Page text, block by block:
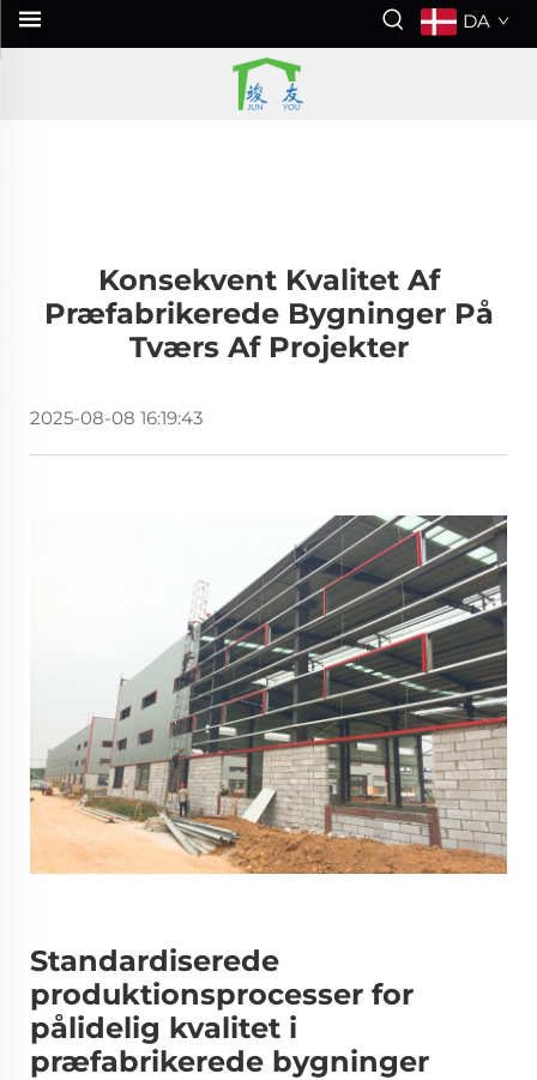
DA
Konsekvent Kvalitet Af
Præfabrikerede Bygninger På
Tværs Af Projekter
2025-08-08 16:19:43
Standardiserede
produktionsprocesser for
pålidelig kvalitet i
præfabrikerede bygninger